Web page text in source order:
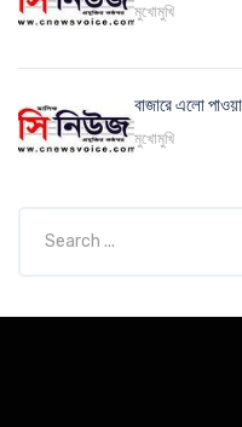
মুখোমুখি
বাজারে এলো
মুখোমুখি